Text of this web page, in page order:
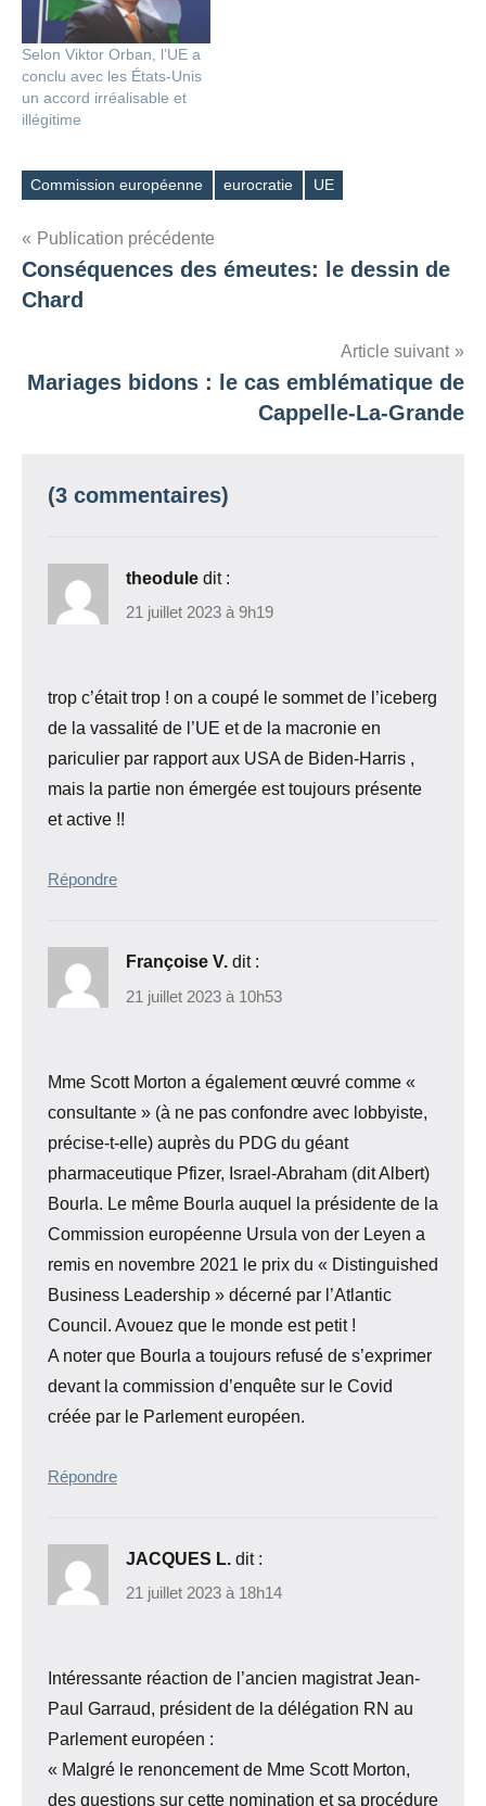
Selon Viktor Orban, l’UE a
conclu avec les États-Unis
un accord irréalisable et
illégitime
Étiquettes
Commission européenne eurocratie UE
Navigation
de
Publication précédente
Conséquences des émeutes: le dessin de
Chard
Article suivant
Mariages bidons : le cas emblématique de
Cappelle-La-Grande
(3 commentaires)
theodule dit :
21 juillet 2023 à 9h19
trop c’était trop ! on a coupé le sommet de l’iceberg
de la vassalité de l’UE et de la macronie en
pariculier par rapport aux USA de Biden-Harris ,
mais la partie non émergée est toujours présente
et active !!
Répondre
Françoise V. dit :
21 juillet 2023 à 10h53
Mme Scott Morton a également œuvré comme «
consultante » (à ne pas confondre avec lobbyiste,
précise-t-elle) auprès du PDG du géant
pharmaceutique Pfizer, Israel-Abraham (dit Albert)
Bourla. Le même Bourla auquel la présidente de la
Commission européenne Ursula von der Leyen a
remis en novembre 2021 le prix du « Distinguished
Business Leadership » décerné par l’Atlantic
Council. Avouez que le monde est petit !
A noter que Bourla a toujours refusé de s’exprimer
devant la commission d’enquête sur le Covid
créée par le Parlement européen.
Répondre
JACQUES L. dit :
21 juillet 2023 à 18h14
Intéressante réaction de l’ancien magistrat Jean-
Paul Garraud, président de la délégation RN au
Parlement européen :
« Malgré le renoncement de Mme Scott Morton,
des questions sur cette nomination et sa procédure